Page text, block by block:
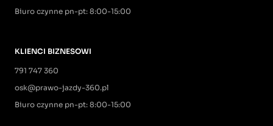
Biuro czynne pn-pt: 8:00-15:00
KLIENCI BIZNESOWI
791 747 360
osk@prawo-jazdy-360.pl
Biuro czynne pn-pt: 8:00-15:00